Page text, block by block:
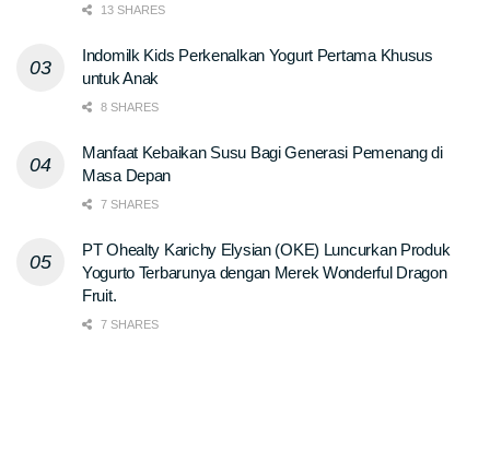
13 SHARES
Indomilk Kids Perkenalkan Yogurt Pertama Khusus
untuk Anak
8 SHARES
Manfaat Kebaikan Susu Bagi Generasi Pemenang di
Masa Depan
7 SHARES
PT Ohealty Karichy Elysian (OKE) Luncurkan Produk
Yogurto Terbarunya dengan Merek Wonderful Dragon
Fruit.
7 SHARES